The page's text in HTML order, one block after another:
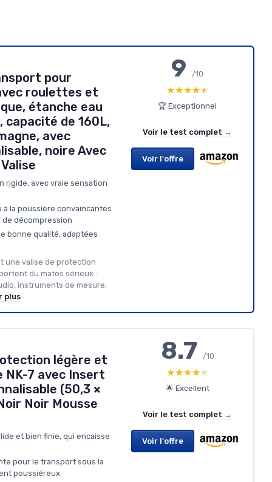
pour
roulettes et
étanche eau
capacité de 160L,
avec
noire Avec
rigide, avec vraie sensation
la poussière convaincantes
de décompression
bonne qualité, adaptées
une valise de protection
du matos sérieux :
instruments de mesure,
plus
9/10
★★★★★
★★★★★
🏆 Exceptionnel
Voir le test complet →
Voir l'offre
légère et
NK-7 avec Insert
(50,3 ×
Noir Mousse
et bien finie, qui encaisse
pour le transport sous la
poussiéreux
8.7 /10
★★★★★
★★★★★
🌟 Excellent
Voir le test complet →
Voir l'offre